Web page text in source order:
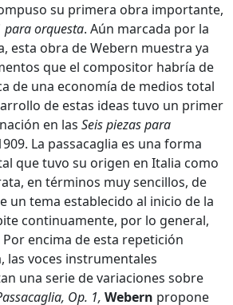
su primera obra importante,
para orquesta. Aún marcada por la
esta obra de Webern muestra ya
que el compositor habría de
de una economía de medios total
de estas ideas tuvo un primer
en las Seis piezas para
La passacaglia es una forma
que tuvo su origen en Italia como
en términos muy sencillos, de
un tema establecido al inicio de la
continuamente, por lo general,
encima de esta repetición
las voces instrumentales
una serie de variaciones sobre
Op. 1, Webern propone